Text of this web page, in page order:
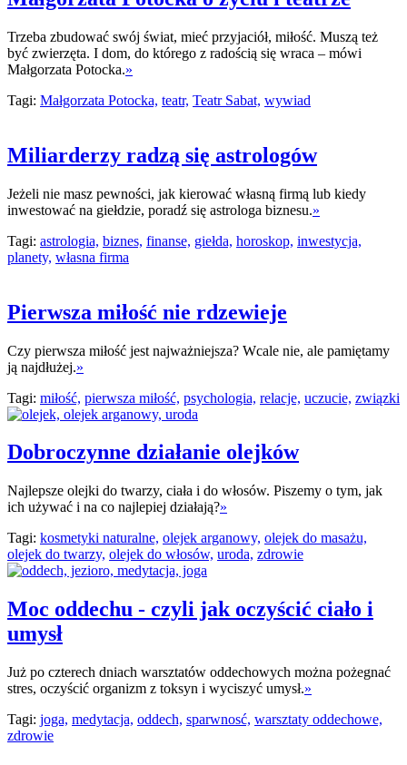
Trzeba zbudować swój świat, mieć przyjaciół, miłość. Muszą też
być zwierzęta. I dom, do którego z radością się wraca – mówi
Małgorzata Potocka.»
Tagi: Małgorzata Potocka, teatr, Teatr Sabat, wywiad
Miliarderzy radzą się astrologów
Jeżeli nie masz pewności, jak kierować własną firmą lub kiedy
inwestować na giełdzie, poradź się astrologa biznesu.»
Tagi: astrologia, biznes, finanse, giełda, horoskop, inwestycja,
planety, własna firma
Pierwsza miłość nie rdzewieje
Czy pierwsza miłość jest najważniejsza? Wcale nie, ale pamiętamy
ją najdłużej.»
Tagi: miłość, pierwsza miłość, psychologia, relacje, uczucie, związki
Dobroczynne działanie olejków
Najlepsze olejki do twarzy, ciała i do włosów. Piszemy o tym, jak
ich używać i na co najlepiej działają?»
Tagi: kosmetyki naturalne, olejek arganowy, olejek do masażu,
olejek do twarzy, olejek do włosów, uroda, zdrowie
Moc oddechu - czyli jak oczyścić ciało i
umysł
Już po czterech dniach warsztatów oddechowych można pożegnać
stres, oczyścić organizm z toksyn i wyciszyć umysł.»
Tagi: joga, medytacja, oddech, sparwnosć, warsztaty oddechowe,
zdrowie